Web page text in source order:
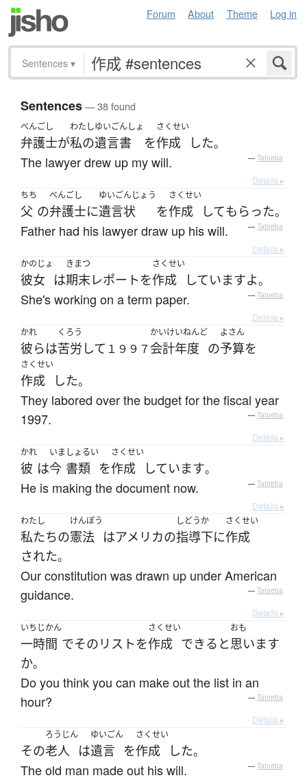
Forum About Theme Log in
Sentences ▾
Sentences— 38 found
べんごし
弁護士が
わたし
私の
ゆいごんしょ
遺言書 を
さくせい
作成 した。
The lawyer drew up my will. — Tatoeba
Details ▸
ちち
父 の
べんごし
弁護士に
ゆいごんじょう
遺言状 を
さくせい
作成 してもらった。
Father had his lawyer draw up his will. — Tatoeba
Details ▸
かのじょ
彼女 は
きまつ
期末レポート を
さくせい
作成 していますよ。
She's working on a term paper. — Tatoeba
Details ▸
かれ
彼らは
くろう
苦労 して １９９７
かいけいねんど
会計年度 の
よさん
予算を
さくせい
作成 した。
They labored over the budget for the fiscal year
1997.
— Tatoeba
Details ▸
かれ
彼 は
いま
今
しょるい
書類 を
さくせい
作成 しています。
He is making the document now. — Tatoeba
Details ▸
わたし
私たちの
けんぽう
憲法 はアメリカの
しどう
指導
か
下に
さくせい
作成
された。
Our constitution was drawn up under American
guidance.
— Tatoeba
Details ▸
いちじかん
一時間 でその リスト を
さくせい
作成 できる と
おも
思います
か。
Do you think you can make out the list in an
hour?
— Tatoeba
Details ▸
その
ろうじん
老人 は
ゆいごん
遺言 を
さくせい
作成 した。
The old man made out his will. — Tatoeba